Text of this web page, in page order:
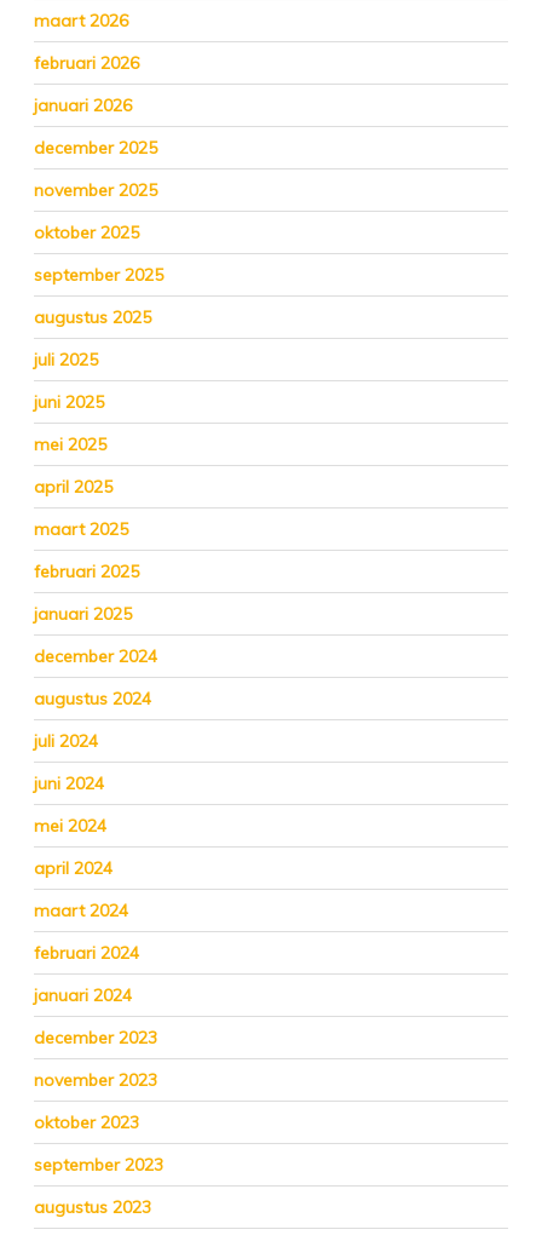
maart 2026
februari 2026
januari 2026
december 2025
november 2025
oktober 2025
september 2025
augustus 2025
juli 2025
juni 2025
mei 2025
april 2025
maart 2025
februari 2025
januari 2025
december 2024
augustus 2024
juli 2024
juni 2024
mei 2024
april 2024
maart 2024
februari 2024
januari 2024
december 2023
november 2023
oktober 2023
september 2023
augustus 2023